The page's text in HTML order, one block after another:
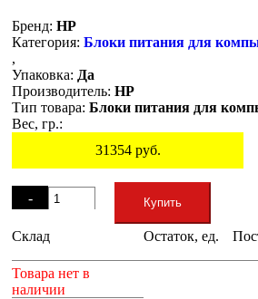
Бренд: HP
Категория: Блоки питания для
,
Упаковка: Да
Производитель: HP
Тип товара: Блоки питания для
Вес, гр.:
31354руб.
-
+
Купить
Склад Остаток, ед.
Товара нет в
наличии